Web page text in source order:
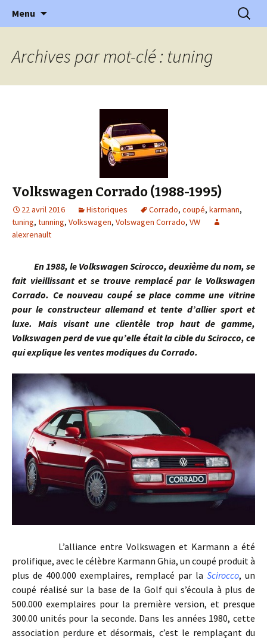
l'Automobile Ancienne
l'automobile ancienne : articles, historiques
…
Menu
Archives par mot-clé : tuning
Volkswagen Corrado (1988-1995)
22 avril 2016 Historiques Corrado, coupé, karmann,
tuning, tunning, Volkswagen, Volswagen Corrado, VW
alexrenault
En 1988, le Volkswagen Scirocco, deuxième du nom, se
fait vieillissant et se trouve remplacé par le Volkswagen
Corrado. Ce nouveau coupé se place comme une vitrine
pour le constructeur allemand et tente d’allier sport et
luxe. Mais visant une clientèle trop haut de gamme,
Volkswagen perd de vue qu’elle était la cible du Scirocco, ce
qui explique les ventes modiques du Corrado.
L’alliance entre Volkswagen et Karmann a été
prolifique, avec le célèbre Karmann Ghia, un coupé produit à
plus de 400.000 exemplaires, remplacé par la Scirocco, un
coupé réalisé sur la base de la Golf qui s’écoula à plus de
500.000 exemplaires pour la première version, et presque
300.00 unités pour la seconde. Dans les années 1980, cette
association perdure et désormais, c’est le remplaçant du